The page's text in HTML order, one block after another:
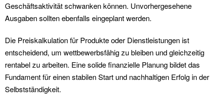
Geschäftsaktivität schwanken können. Unvorhergesehene
Ausgaben sollten ebenfalls eingeplant werden.
Die Preiskalkulation für Produkte oder Dienstleistungen ist
entscheidend, um wettbewerbsfähig zu bleiben und gleichzeitig
rentabel zu arbeiten. Eine solide finanzielle Planung bildet das
Fundament für einen stabilen Start und nachhaltigen Erfolg in der
Selbstständigkeit.